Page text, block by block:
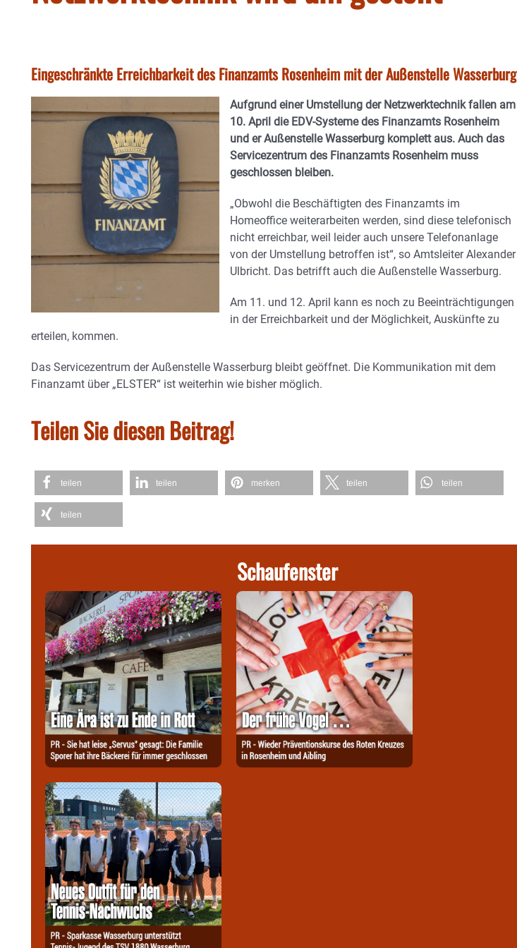
Eingeschränkte Erreichbarkeit des Finanzamts Rosenheim mit der Außenstelle Wasserburg
Aufgrund einer Umstellung der Netzwerktechnik fallen am
10. April die EDV-Systeme des Finanzamts Rosenheim
und er Außenstelle Wasserburg komplett aus. Auch das
Servicezentrum des Finanzamts Rosenheim muss
geschlossen bleiben.
„Obwohl die Beschäftigten des Finanzamts im
Homeoffice weiterarbeiten werden, sind diese telefonisch
nicht erreichbar, weil leider auch unsere Telefonanlage
von der Umstellung betroffen ist“, so Amtsleiter Alexander
Ulbricht. Das betrifft auch die Außenstelle Wasserburg.
Am 11. und 12. April kann es noch zu Beeinträchtigungen
in der Erreichbarkeit und der Möglichkeit, Auskünfte zu
erteilen, kommen.
Das Servicezentrum der Außenstelle Wasserburg bleibt geöffnet. Die Kommunikation mit dem
Finanzamt über „ELSTER“ ist weiterhin wie bisher möglich.
Teilen Sie diesen Beitrag!
teilen teilen merken teilen teilen
teilen
Schaufenster